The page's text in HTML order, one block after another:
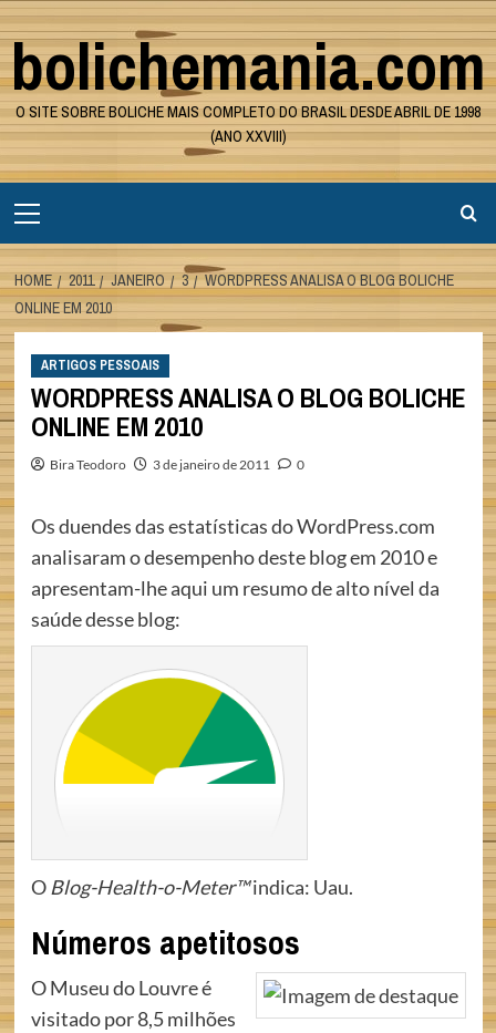
Skip
to
content
bolichemania.com
O SITE SOBRE BOLICHE MAIS COMPLETO DO BRASIL DESDE ABRIL DE 1998
(ANO XXVIII)
Menu
HOME 2011 JANEIRO 3
WORDPRESS ANALISA O BLOG BOLICHE
ONLINE EM 2010
ARTIGOS PESSOAIS
WORDPRESS ANALISA O BLOG BOLICHE
ONLINE EM 2010
Bira Teodoro 3 de janeiro de 2011 0
Os duendes das estatísticas do WordPress.com
analisaram o desempenho deste blog em 2010 e
apresentam-lhe aqui um resumo de alto nível da
saúde desse blog:
O Blog-Health-o-Meter™indica: Uau.
Números apetitosos
O Museu do Louvre é
visitado por 8,5 milhões